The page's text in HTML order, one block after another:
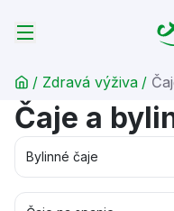
/ Zdravá výživa /
Čaje a
Bylinné čaje